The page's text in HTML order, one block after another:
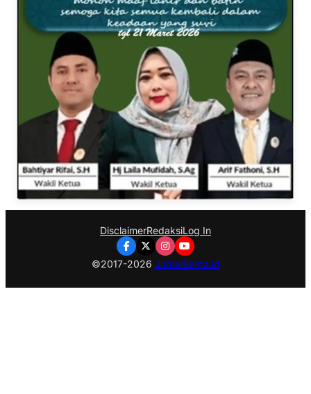
DisclaimerRedaksiLog In
©2017-2026 JurnalBerita.id